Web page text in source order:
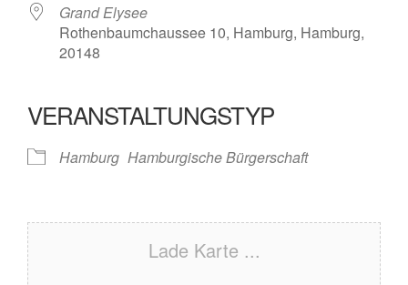
Grand Elysee
Rothenbaumchaussee 10, Hamburg, Hamburg,
20148
VERANSTALTUNGSTYP
Hamburg Hamburgische Bürgerschaft
Lade Karte ...